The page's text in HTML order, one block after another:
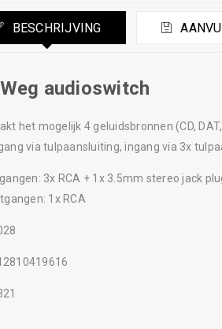
BESCHRIJVING
audioswitch
het mogelijk 4 geluidsbronnen (CD,
via tulpaansluiting, ingang via 3x
3x RCA + 1x 3.5mm stereo jack
1x RCA